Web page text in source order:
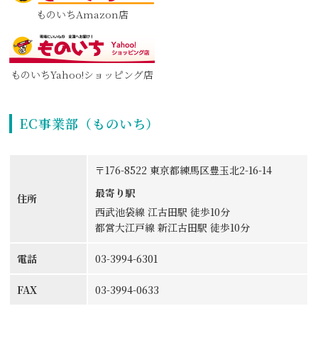
ものいちAmazon店
ものいちYahoo!ショッピング店
EC事業部（ものいち）
住所
〒176-8522 東京都練馬区豊玉北2-16-14
最寄り駅
西武池袋線 江古田駅 徒歩10分
都営大江戸線 新江古田駅 徒歩10分
電話 03-3994-6301
FAX 03-3994-0633